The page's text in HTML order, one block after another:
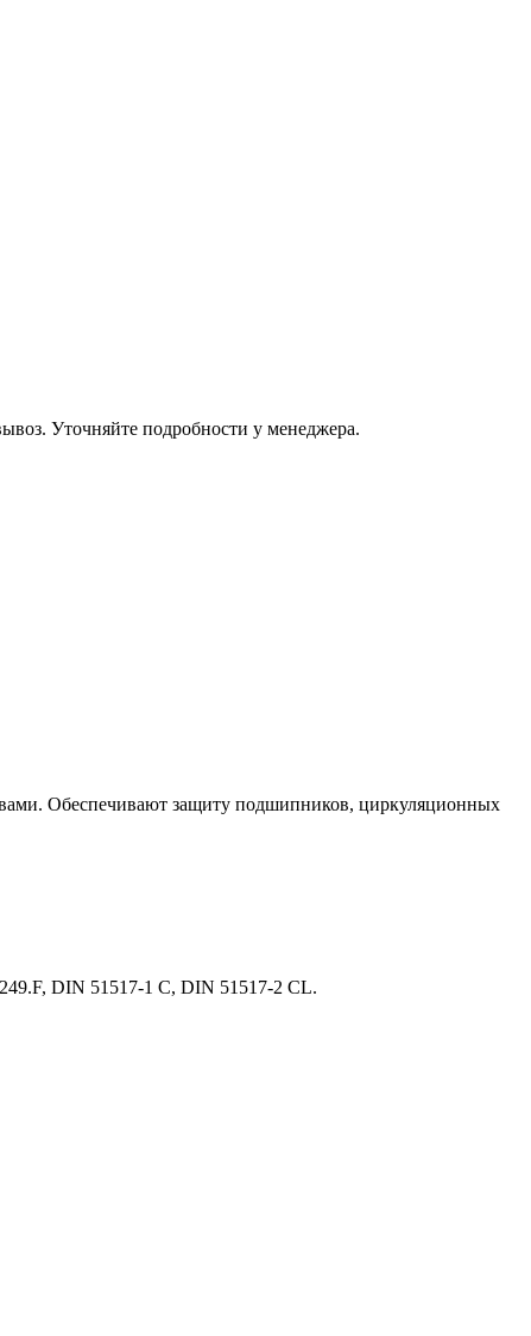
Уточняйте подробности у менеджера.
Обеспечивают защиту подшипников, циркуляционных
DIN 51517-1 C, DIN 51517-2 CL.